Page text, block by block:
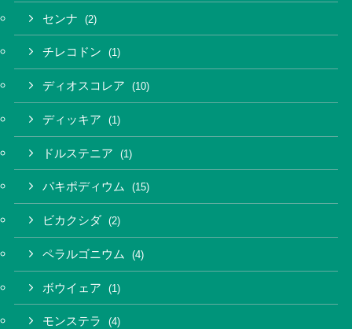
センナ (2)
チレコドン (1)
ディオスコレア (10)
ディッキア (1)
ドルステニア (1)
パキポディウム (15)
ビカクシダ (2)
ペラルゴニウム (4)
ボウイェア (1)
モンステラ (4)